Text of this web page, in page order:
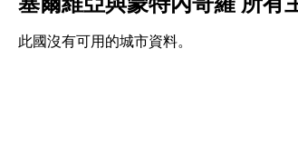
此國沒有可用的城市資料。